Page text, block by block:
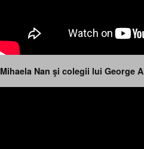
Mihaela Nan şi colegii lui George